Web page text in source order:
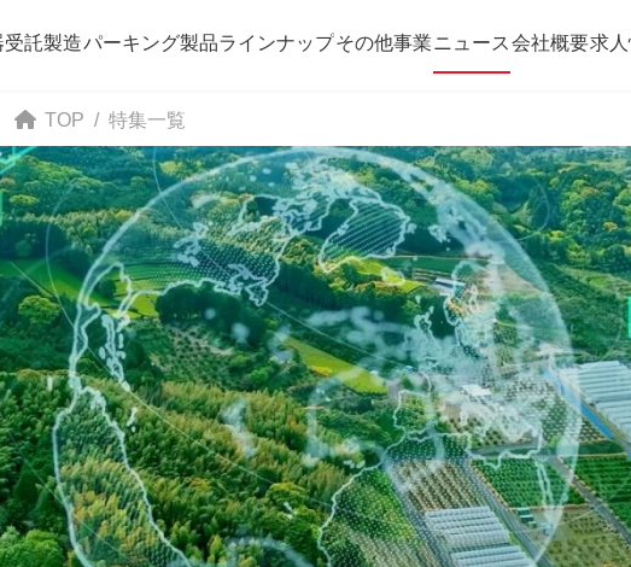
受託製造パーキング製品ラインナップその他事業ニュース会社概要求
TOP 特集一覧